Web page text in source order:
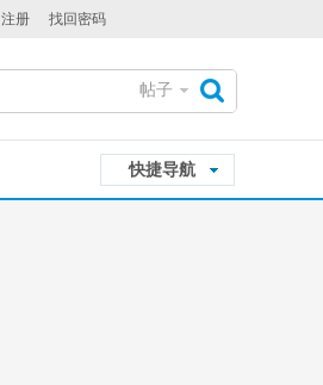
注册 找回密码
帖子
快捷导航